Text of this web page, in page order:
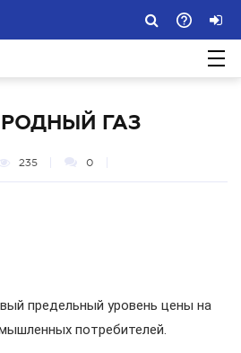
ГАЗ
235 0
предельный уровень цены на
потребителей.